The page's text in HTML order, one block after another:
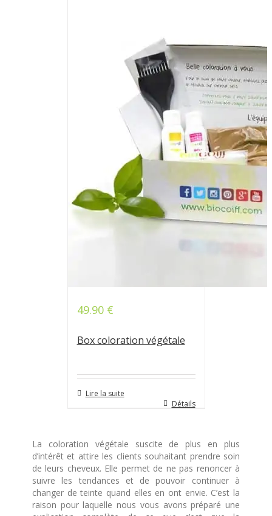
49.90 €
Box coloration végétale
Lire la suite
Détails
La coloration végétale suscite de plus en plus
d’intérêt et attire les clients souhaitant prendre soin
de leurs cheveux. Elle permet de ne pas renoncer à
suivre les tendances et de pouvoir continuer à
changer de teinte quand elles en ont envie. C’est la
raison pour laquelle nous vous avons préparé une